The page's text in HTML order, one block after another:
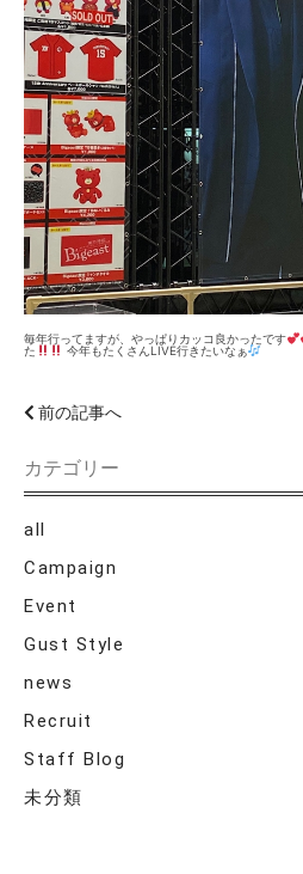
毎年行ってますが、やっぱりカッコ良かったです
た
今年もたくさんLIVE行きたいなぁ
前の記事へ
カテゴリー
all
Campaign
Event
Gust Style
news
Recruit
Staff Blog
未分類